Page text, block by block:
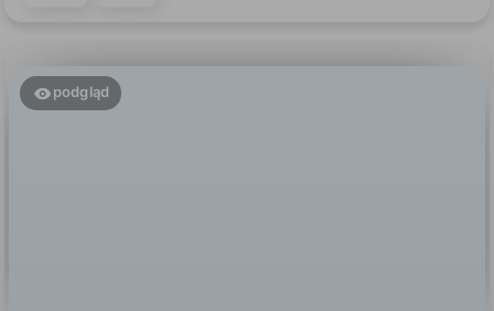
podgląd